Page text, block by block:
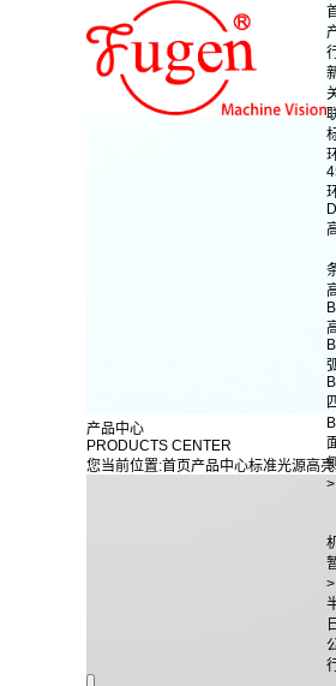
产品中心
PRODUCTS CENTER
您当前位置:首页产品中心标准光源高